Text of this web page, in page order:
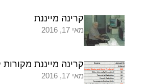
קרינה מייננת
מאי 17, 2016
קרינה מייננת
מאי 17, 2016